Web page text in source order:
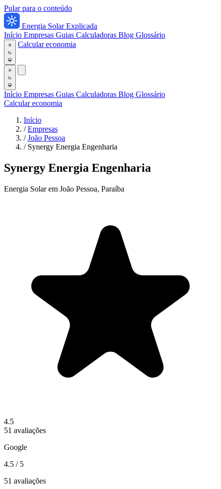
Pular para o conteúdo
Energia Solar Explicada
Início Empresas Guias Calculadoras Blog Glossário
Calcular economia
Início Empresas Guias Calculadoras Blog Glossário
Calcular economia
Início
/ Empresas
/ João Pessoa
/ Synergy Energia Engenharia
Synergy Energia Engenharia
Energia Solar em João Pessoa, Paraíba
4.5
51 avaliações
Google
4.5 / 5
51 avaliações